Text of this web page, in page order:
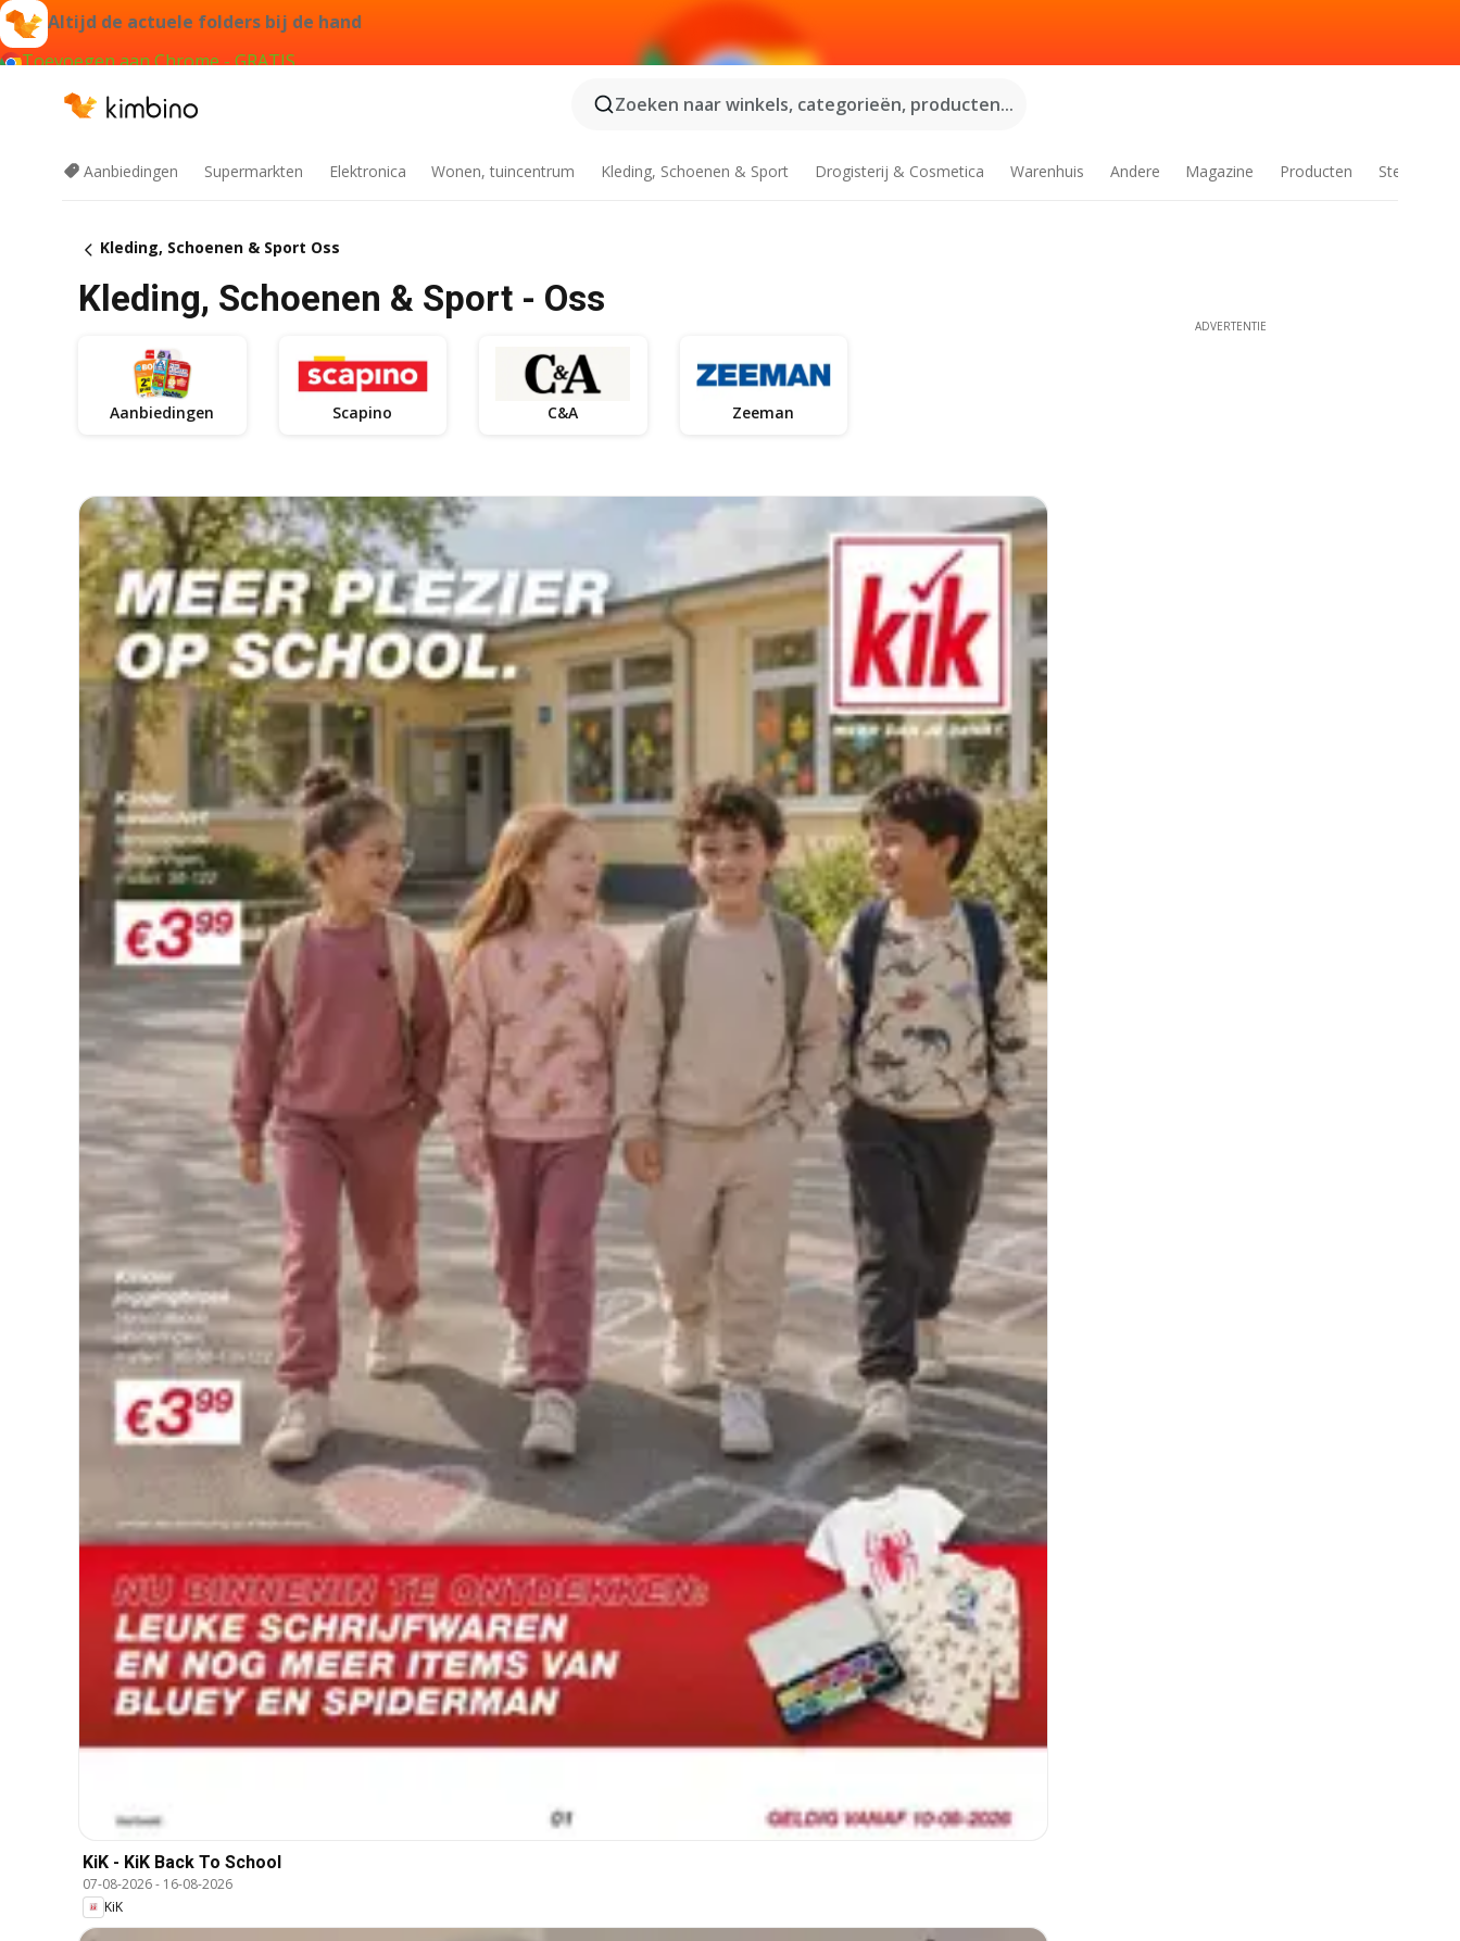
Altijd de actuele folders bij de hand
Toevoegen aan Chrome - GRATIS
Zoeken naar winkels, categorieën, producten...
Aanbiedingen Supermarkten Elektronica Wonen, tuincentrum Kleding, Schoenen & Sport Drogisterij & Cosmetica Warenhuis Andere Magazine Producten Steden
Kleding, Schoenen & Sport Oss
Kleding, Schoenen & Sport - Oss
Aanbiedingen Scapino C&A Zeeman
KiK - KiK Back To School
07-08-2026- 16-08-2026
KiK
ADVERTENTIE